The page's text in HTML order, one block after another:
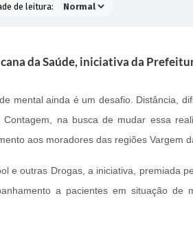
de leitura:
da Saúde, iniciativa da
mental ainda é um desafio. Distância,
Contagem, na busca de mudar essa
aos moradores das regiões Vargem
e outras Drogas, a iniciativa, premiada
a pacientes em situação